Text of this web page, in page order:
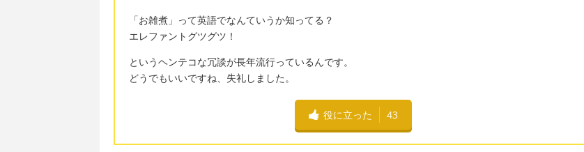
「お雑煮」って英語でなんていうか知ってる？
エレファントグツグツ！
というヘンテコな冗談が長年流行っているんです。
どうでもいいですね、失礼しました。
役に立った 43